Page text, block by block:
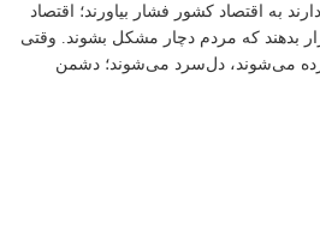
به اقتصاد کشور فشار بیاورند؛ اقتصاد
بدهند که مردم دچار مشکل بشوند. وقتی
می‌شوند، دل‌سرد می‌شوند؛ دشمن